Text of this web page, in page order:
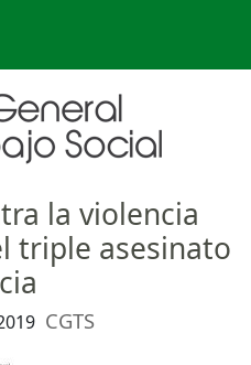
la violencia
triple asesinato
CGTS